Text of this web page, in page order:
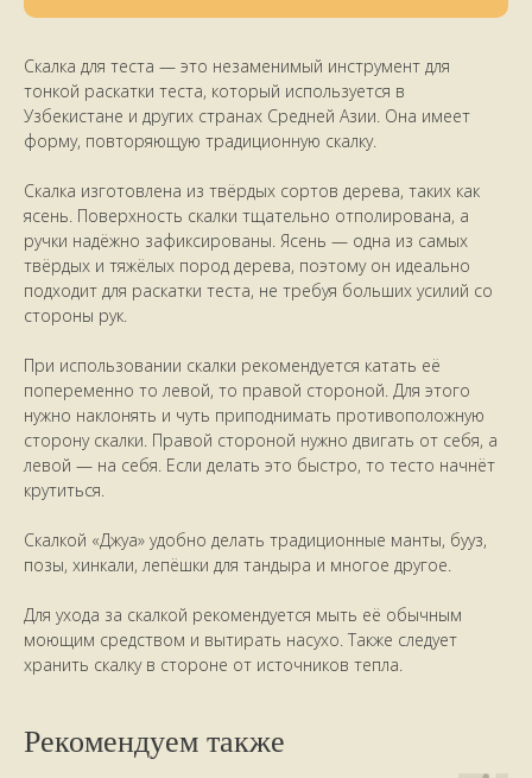
Скалка для теста — это незаменимый инструмент для
тонкой раскатки теста, который используется в
Узбекистане и других странах Средней Азии. Она имеет
форму, повторяющую традиционную скалку.
Скалка изготовлена из твёрдых сортов дерева, таких как
ясень. Поверхность скалки тщательно отполирована, а
ручки надёжно зафиксированы. Ясень — одна из самых
твёрдых и тяжёлых пород дерева, поэтому он идеально
подходит для раскатки теста, не требуя больших усилий со
стороны рук.
При использовании скалки рекомендуется катать её
попеременно то левой, то правой стороной. Для этого
нужно наклонять и чуть приподнимать противоположную
сторону скалки. Правой стороной нужно двигать от себя, а
левой — на себя. Если делать это быстро, то тесто начнёт
крутиться.
Скалкой «Джуа» удобно делать традиционные манты, бууз,
позы, хинкали, лепёшки для тандыра и многое другое.
Для ухода за скалкой рекомендуется мыть её обычным
моющим средством и вытирать насухо. Также следует
хранить скалку в стороне от источников тепла.
Рекомендуем также